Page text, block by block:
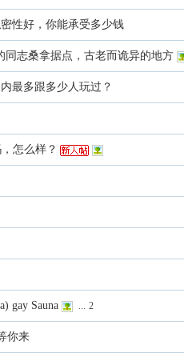
性好，你能承受多少钱
同志桑拿据点，古老而诡异的地方
最多跟多少人玩过？
怎么样？
gay Sauna ... 2
你来